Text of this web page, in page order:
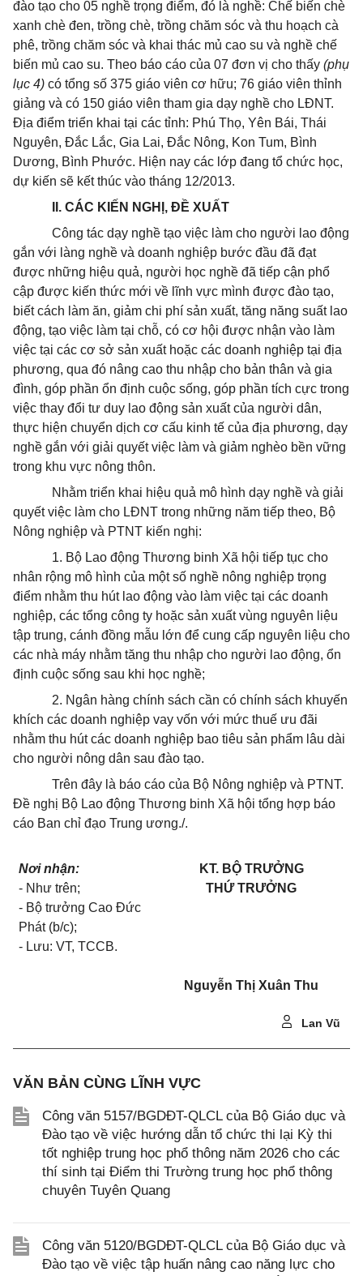
đào tạo cho 05 nghề trọng điểm, đó là nghề: Chế biến chè
xanh chè đen, trồng chè, trồng chăm sóc và thu hoạch cà
phê, trồng chăm sóc và khai thác mủ cao su và nghề chế
biến mủ cao su. Theo báo cáo của 07 đơn vị cho thấy (phụ
lục 4) có tổng số 375 giáo viên cơ hữu; 76 giáo viên thỉnh
giảng và có 150 giáo viên tham gia dạy nghề cho LĐNT.
Địa điểm triển khai tại các tỉnh: Phú Thọ, Yên Bái, Thái
Nguyên, Đắc Lắc, Gia Lai, Đắc Nông, Kon Tum, Bình
Dương, Bình Phước. Hiện nay các lớp đang tổ chức học,
dự kiến sẽ kết thúc vào tháng 12/2013.
II. CÁC KIẾN NGHỊ, ĐỀ XUẤT
Công tác dạy nghề tạo việc làm cho người lao động
gắn với làng nghề và doanh nghiệp bước đầu đã đạt
được những hiệu quả, người học nghề đã tiếp cận phổ
cập được kiến thức mới về lĩnh vực mình được đào tạo,
biết cách làm ăn, giảm chi phí sản xuất, tăng năng suất lao
động, tạo việc làm tại chỗ, có cơ hội được nhận vào làm
việc tại các cơ sở sản xuất hoặc các doanh nghiệp tại địa
phương, qua đó nâng cao thu nhập cho bản thân và gia
đình, góp phần ổn định cuộc sống, góp phần tích cực trong
việc thay đổi tư duy lao động sản xuất của người dân,
thực hiện chuyển dịch cơ cấu kinh tế của địa phương, dạy
nghề gắn với giải quyết việc làm và giảm nghèo bền vững
trong khu vực nông thôn.
Nhằm triển khai hiệu quả mô hình dạy nghề và giải
quyết việc làm cho LĐNT trong những năm tiếp theo, Bộ
Nông nghiệp và PTNT kiến nghị:
1. Bộ Lao động Thương binh Xã hội tiếp tục cho
nhân rộng mô hình của một số nghề nông nghiệp trọng
điểm nhằm thu hút lao động vào làm việc tại các doanh
nghiệp, các tổng công ty hoặc sản xuất vùng nguyên liệu
tập trung, cánh đồng mẫu lớn để cung cấp nguyên liệu cho
các nhà máy nhằm tăng thu nhập cho người lao động, ổn
định cuộc sống sau khi học nghề;
2. Ngân hàng chính sách cần có chính sách khuyến
khích các doanh nghiệp vay vốn với mức thuế ưu đãi
nhằm thu hút các doanh nghiệp bao tiêu sản phẩm lâu dài
cho người nông dân sau đào tạo.
Trên đây là báo cáo của Bộ Nông nghiệp và PTNT.
Đề nghị Bộ Lao động Thương binh Xã hội tổng hợp báo
cáo Ban chỉ đạo Trung ương./.
Nơi nhận:
- Như trên;
- Bộ trưởng Cao Đức
Phát (b/c);
- Lưu: VT, TCCB.
KT. BỘ TRƯỞNG
THỨ TRƯỞNG
Nguyễn Thị Xuân Thu
Lan Vũ
VĂN BẢN CÙNG LĨNH VỰC
Công văn 5157/BGDĐT-QLCL của Bộ Giáo dục và
Đào tạo về việc hướng dẫn tổ chức thi lại Kỳ thi
tốt nghiệp trung học phổ thông năm 2026 cho các
thí sinh tại Điểm thi Trường trung học phổ thông
chuyên Tuyên Quang
Công văn 5120/BGDĐT-QLCL của Bộ Giáo dục và
Đào tạo về việc tập huấn nâng cao năng lực cho